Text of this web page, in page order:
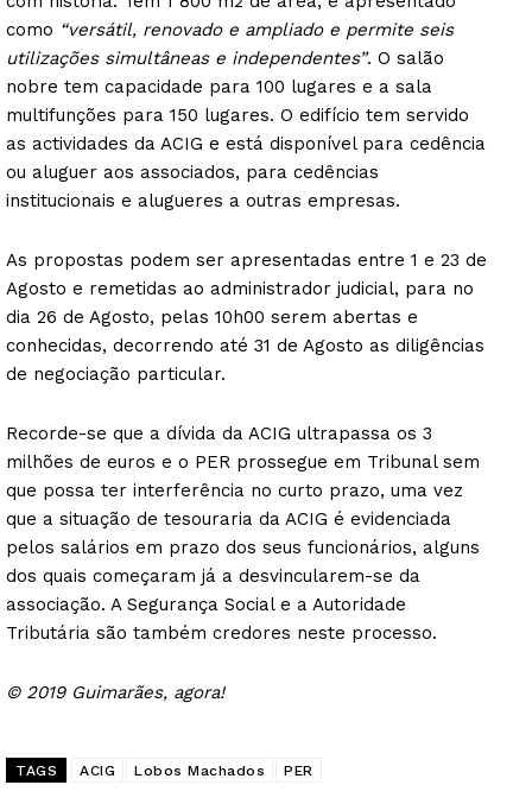
como “versátil, renovado e ampliado e permite seis
utilizações simultâneas e independentes”. O salão
nobre tem capacidade para 100 lugares e a sala
multifunções para 150 lugares. O edifício tem servido
as actividades da ACIG e está disponível para cedência
ou aluguer aos associados, para cedências
institucionais e alugueres a outras empresas.
As propostas podem ser apresentadas entre 1 e 23 de
Agosto e remetidas ao administrador judicial, para no
dia 26 de Agosto, pelas 10h00 serem abertas e
conhecidas, decorrendo até 31 de Agosto as diligências
de negociação particular.
Recorde-se que a dívida da ACIG ultrapassa os 3
milhões de euros e o PER prossegue em Tribunal sem
que possa ter interferência no curto prazo, uma vez
que a situação de tesouraria da ACIG é evidenciada
pelos salários em prazo dos seus funcionários, alguns
dos quais começaram já a desvincularem-se da
associação. A Segurança Social e a Autoridade
Tributária são também credores neste processo.
© 2019 Guimarães, agora!
TAGS ACIG Lobos Machados PER